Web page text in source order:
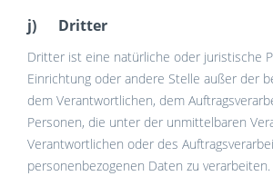
j) Dritter
Dritter ist eine natürliche oder juristische
Einrichtung oder andere Stelle außer der
dem Verantwortlichen, dem
Personen, die unter der unmittelbaren
Verantwortlichen oder des
personenbezogenen Daten zu verarbeiten.